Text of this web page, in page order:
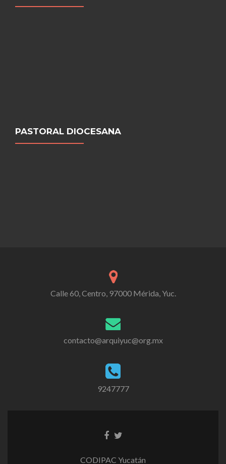
PASTORAL DIOCESANA
Calle 60, Centro, 97000 Mérida, Yuc.
contacto@arquiyuc@org.mx
9247777
CODIPAC Yucatán